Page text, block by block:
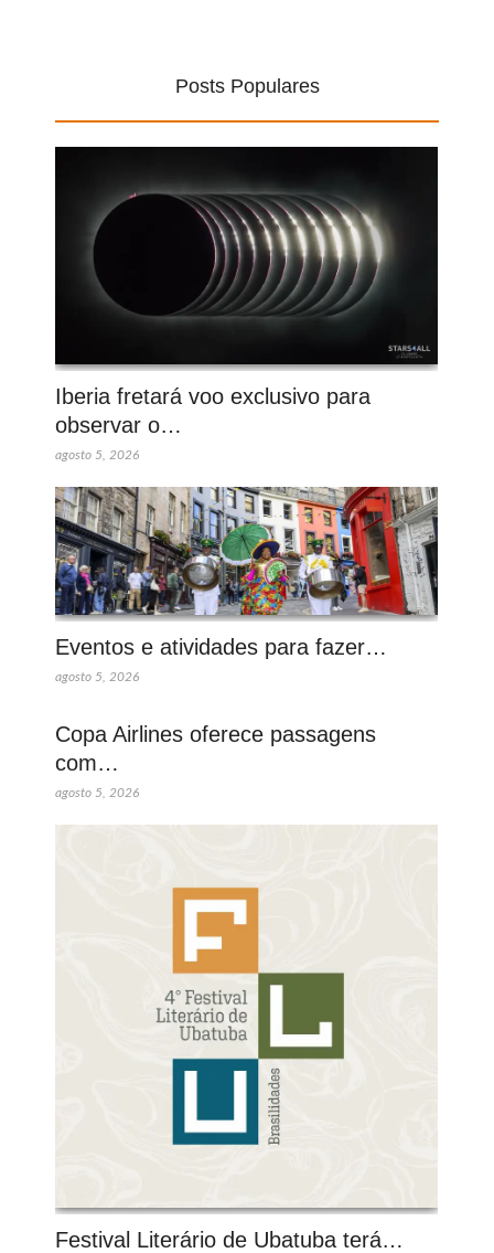
Posts Populares
Iberia fretará voo exclusivo para
observar o…
agosto 5, 2026
Eventos e atividades para fazer…
agosto 5, 2026
Copa Airlines oferece passagens
com…
agosto 5, 2026
Festival Literário de Ubatuba terá…